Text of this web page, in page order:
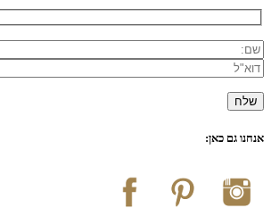
אנחנו גם כאן: